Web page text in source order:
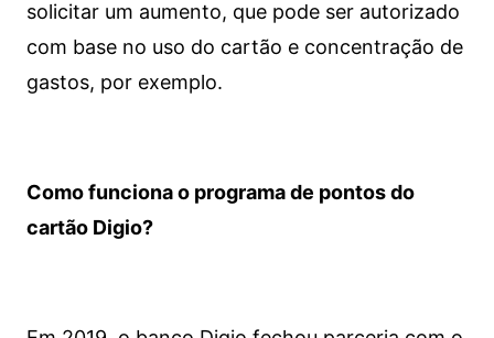
solicitar um aumento, que pode ser autorizado
com base no uso do cartão e concentração de
gastos, por exemplo.
Como funciona o programa de pontos do
cartão Digio?